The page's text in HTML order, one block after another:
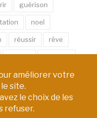
guérison
noel
réussir rêve
succès thérapie
équilibre